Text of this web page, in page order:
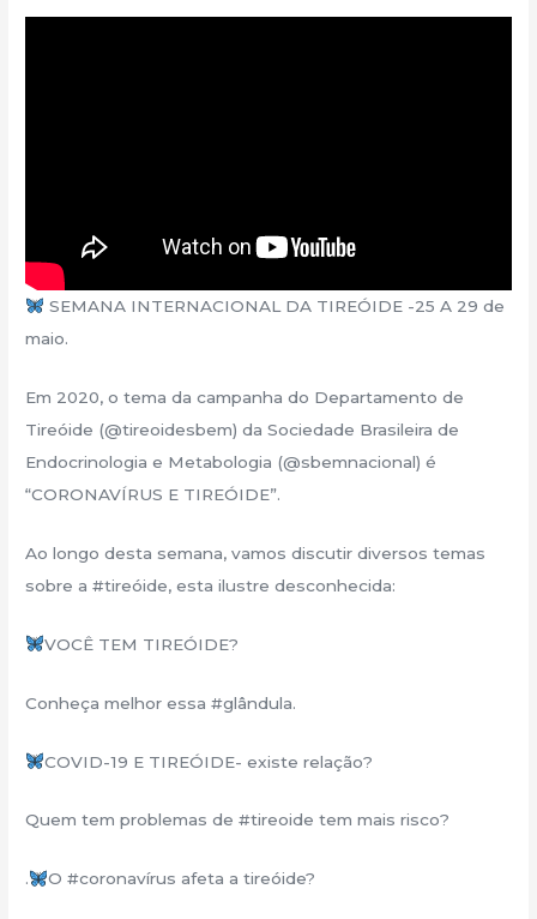
SEMANA INTERNACIONAL DA TIREÓIDE -25 A 29 de
maio.
Em 2020, o tema da campanha do Departamento de
Tireóide (@tireoidesbem) da Sociedade Brasileira de
Endocrinologia e Metabologia (@sbemnacional) é
“CORONAVÍRUS E TIREÓIDE”.
Ao longo desta semana, vamos discutir diversos temas
sobre a #tireóide, esta ilustre desconhecida:
VOCÊ TEM TIREÓIDE?
Conheça melhor essa #glândula.
COVID-19 E TIREÓIDE- existe relação?
Quem tem problemas de #tireoide tem mais risco?
. O #coronavírus afeta a tireóide?